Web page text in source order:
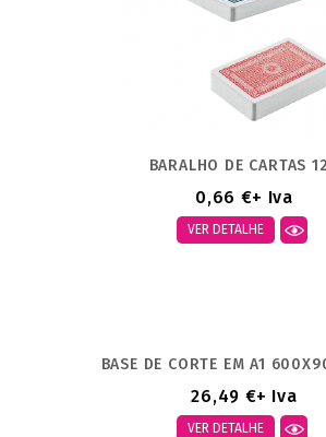
BARALHO DE CARTAS
0,66 €+ Iva
VER DETALHE
BASE DE CORTE EM A1
26,49 €+ Iva
VER DETALHE